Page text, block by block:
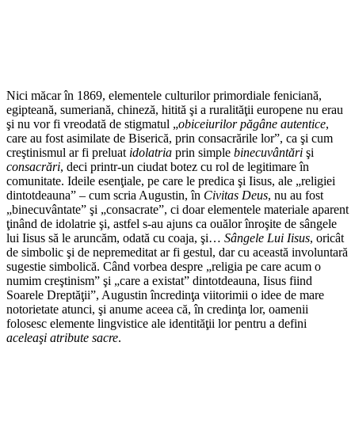
Nici măcar în 1869, elementele culturilor primordiale feniciană,
egipteană, sumeriană, chineză, hitită şi a ruralităţii europene nu erau
şi nu vor fi vreodată de stigmatul „obiceiurilor păgâne autentice,
care au fost asimilate de Biserică, prin consacrările lor”, ca şi cum
creştinismul ar fi preluat idolatria prin simple binecuvântări şi
consacrări, deci printr-un ciudat botez cu rol de legitimare în
comunitate. Ideile esenţiale, pe care le predica şi Iisus, ale „religiei
dintotdeauna” – cum scria Augustin, în Civitas Deus, nu au fost
„binecuvântate” şi „consacrate”, ci doar elementele materiale aparent
ţinând de idolatrie şi, astfel s-au ajuns ca ouălor înroşite de sângele
lui Iisus să le aruncăm, odată cu coaja, şi… Sângele Lui Iisus, oricât
de simbolic şi de nepremeditat ar fi gestul, dar cu această involuntară
sugestie simbolică. Când vorbea despre „religia pe care acum o
numim creştinism” şi „care a existat” dintotdeauna, Iisus fiind
Soarele Dreptăţii”, Augustin încredinţa viitorimii o idee de mare
notorietate atunci, şi anume aceea că, în credinţa lor, oamenii
folosesc elemente lingvistice ale identităţii lor pentru a defini
aceleaşi atribute sacre.